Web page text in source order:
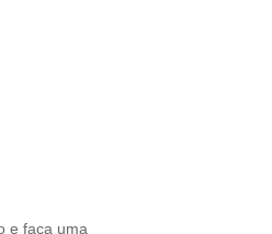
e faça uma